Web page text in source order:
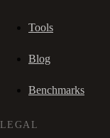
Tools
Blog
Benchmarks
LEGAL